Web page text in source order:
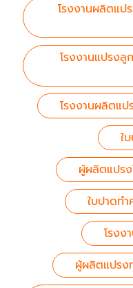
โรงงานผลิตแ
โรงงานแปรง
โรงงานผลิตแ
ใ
ผู้ผลิตแปร
ใบปาดท
โรงง
ผู้ผลิตแปรง